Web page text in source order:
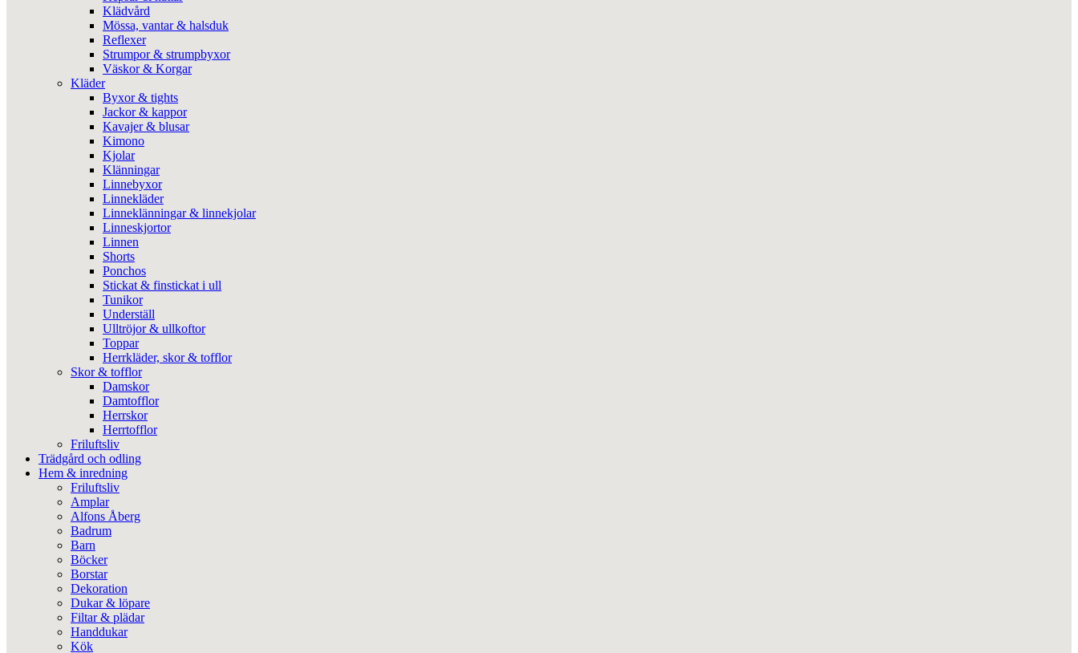
Klädvård
Mössa, vantar & halsduk
Reflexer
Strumpor & strumpbyxor
Väskor & Korgar
Kläder
Byxor & tights
Jackor & kappor
Kavajer & blusar
Kimono
Kjolar
Klänningar
Linnebyxor
Linnekläder
Linneklänningar & linnekjolar
Linneskjortor
Linnen
Shorts
Ponchos
Stickat & finstickat i ull
Tunikor
Underställ
Ulltröjor & ullkoftor
Toppar
Herrkläder, skor & tofflor
Skor & tofflor
Damskor
Damtofflor
Herrskor
Herrtofflor
Friluftsliv
Trädgård och odling
Hem & inredning
Friluftsliv
Amplar
Alfons Åberg
Badrum
Barn
Böcker
Borstar
Dekoration
Dukar & löpare
Filtar & plädar
Handdukar
Kök